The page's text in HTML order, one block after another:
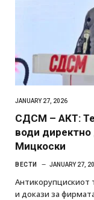
JANUARY 27, 2026
СДСМ – АКТ:
води директно
Мицкоски
ВЕСТИ JANUARY 27,
Антикорупцискиот
и докази за